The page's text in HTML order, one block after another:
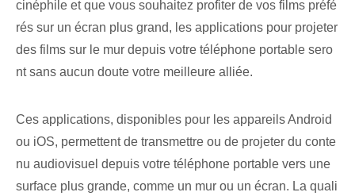
cinéphile et que vous souhaitez profiter de vos films préfé
rés sur un écran plus grand, les applications pour projeter
des films sur le mur depuis votre téléphone portable sero
nt sans aucun doute votre meilleure alliée.
Ces applications, disponibles pour les appareils Android
ou iOS, permettent de transmettre ou de projeter du conte
nu audiovisuel depuis votre téléphone portable vers une
surface plus grande, comme un mur ou un écran. La quali